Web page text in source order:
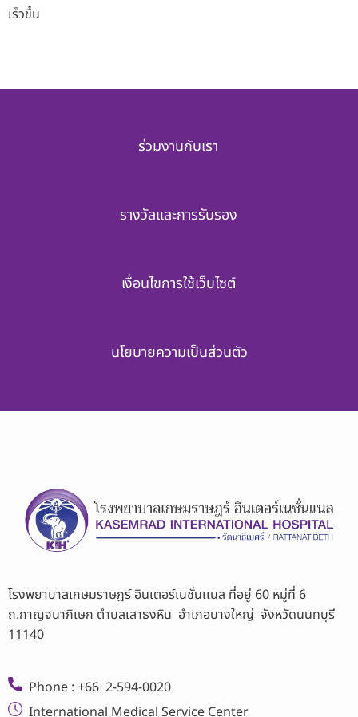
เร็วขึ้น
ร่วมงานกับเรา
รางวัลและการรับรอง
เงื่อนไขการใช้เว็บไซต์
นโยบายความเป็นส่วนตัว
โรงพยาบาลเกษมราษฎร์ อินเตอร์เนชั่นเเนล ที่อยู่ 60 หมู่ที่ 6
ถ.กาญจนาภิเษก ตำบลเสาธงหิน อำเภอบางใหญ่ จังหวัดนนทบุรี
11140
Phone : +66 2-594-0020
International Medical Service Center